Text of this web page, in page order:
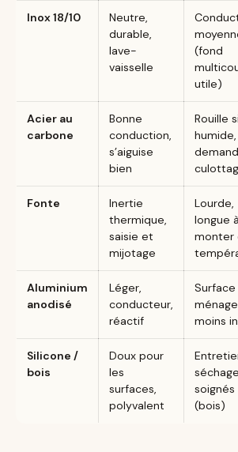
Inox 18/10
Neutre,
durable,
lave-
vaisselle
(fond
utile)
Acier au
carbone
Bonne
conduction,
s’aiguise
bien
Rouille si
humide,
Fonte
Inertie
thermique,
saisie et
mijotage
Lourde,
longue à
monter
Aluminium
anodisé
Léger,
conducteur,
réactif
Surface
moins
Silicone /
bois
Doux pour
les
surfaces,
polyvalent
séchage
soignés
(bois)